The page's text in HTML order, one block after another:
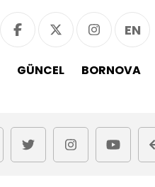
EN
GÜNCEL BORNOVA